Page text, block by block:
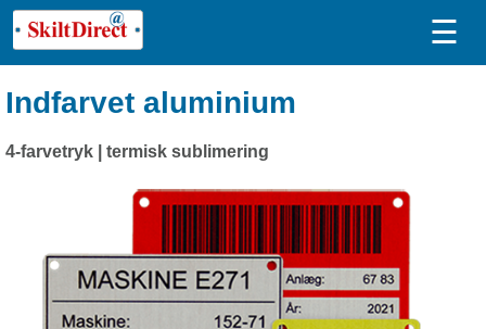
☰
Indfarvet aluminium
4-farvetryk | termisk sublimering